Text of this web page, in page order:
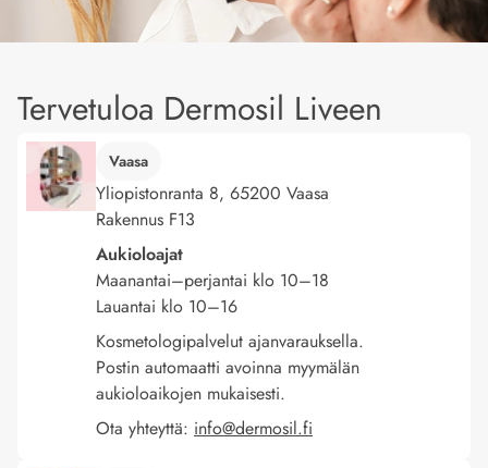
Tervetuloa Dermosil Liveen
Vaasa
Yliopistonranta 8, 65200 Vaasa
Rakennus F13
Aukioloajat
Maanantai–perjantai klo 10–18
Lauantai klo 10–16
Kosmetologipalvelut ajanvarauksella.
Postin automaatti avoinna myymälän
aukioloaikojen mukaisesti.
Ota yhteyttä: info@dermosil.fi